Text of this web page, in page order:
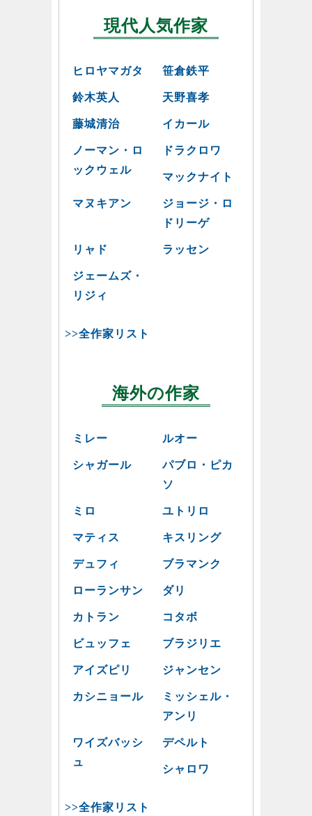
現代人気作家
ヒロヤマガタ 笹倉鉄平
鈴木英人 天野喜孝
藤城清治 イカール
ノーマン・ロ
ックウェル
ドラクロワ
マックナイト
マヌキアン
ジョージ・ロ
ドリーゲ
リャド ラッセン
ジェームズ・
リジィ
>>全作家リスト
海外の作家
ミレー ルオー
シャガール
パブロ・ピカ
ソ
ミロ ユトリロ
マティス キスリング
デュフィ ブラマンク
ローランサン ダリ
カトラン コタボ
ビュッフェ ブラジリエ
アイズピリ ジャンセン
カシニョール
ミッシェル・
アンリ
ワイズバッシ
ュ
デペルト
シャロワ
>>全作家リスト